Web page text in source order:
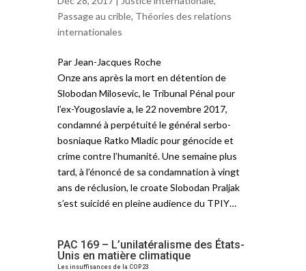
Passage au crible, Théories des relations
internationales
Par Jean-Jacques Roche
Onze ans après la mort en détention de
Slobodan Milosevic, le Tribunal Pénal pour
l’ex-Yougoslavie a, le 22 novembre 2017,
condamné à perpétuité le général serbo-
bosniaque Ratko Mladic pour génocide et
crime contre l’humanité. Une semaine plus
tard, à l’énoncé de sa condamnation à vingt
ans de réclusion, le croate Slobodan Praljak
s’est suicidé en pleine audience du TPIY…
PAC 169 – L’unilatéralisme des États-
Unis en matière climatique
Les insuffisances de la COP23